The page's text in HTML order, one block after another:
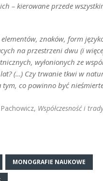
– kierowane przede
znaków, form
na przestrzeni dwu (i
wyłonionych ze
(…) Czy trwanie tkwi w
co powinno być
Współczesność i
MONOGRAFIE NAUKOWE